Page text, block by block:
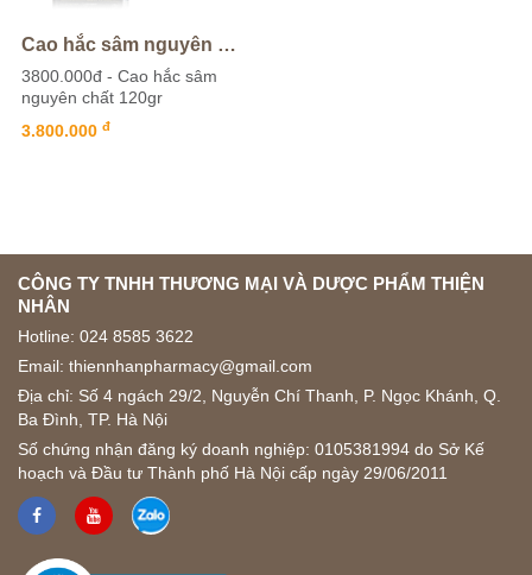
Cao hắc sâm nguyên chất 120gr
3800.000đ - Cao hắc sâm
nguyên chất 120gr
3.800.000 đ
CÔNG TY TNHH THƯƠNG MẠI VÀ DƯỢC PHẨM THIỆN
NHÂN
Hotline: 024 8585 3622
Email: thiennhanpharmacy@gmail.com
Địa chỉ: Số 4 ngách 29/2, Nguyễn Chí Thanh, P. Ngọc Khánh, Q.
Ba Đình, TP. Hà Nội
Số chứng nhận đăng ký doanh nghiệp: 0105381994 do Sở Kế
hoạch và Đầu tư Thành phố Hà Nội cấp ngày 29/06/2011